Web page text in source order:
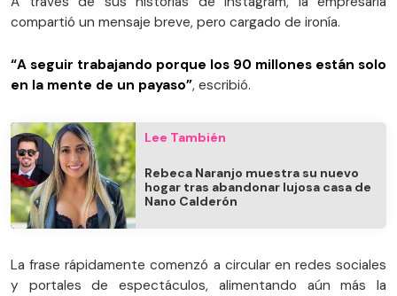
compartió un mensaje breve, pero cargado de ironía.
“A seguir trabajando porque los 90 millones están solo
en la mente de un payaso”, escribió.
Lee También
Rebeca Naranjo muestra su nuevo
hogar tras abandonar lujosa casa de
Nano Calderón
La frase rápidamente comenzó a circular en redes sociales
y portales de espectáculos, alimentando aún más la